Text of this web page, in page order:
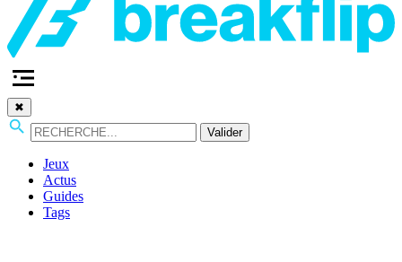
✖
Valider
Jeux
Actus
Guides
Tags